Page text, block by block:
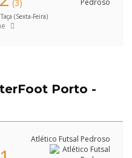
(3)
(Sexta-Feira)
Porto -
Atlético Futsal Pedroso